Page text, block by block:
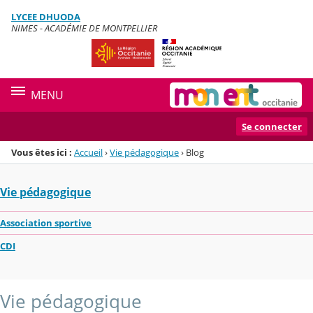
Menu de la rubrique
Contenu
LYCEE DHUODA
NIMES - ACADÉMIE DE MONTPELLIER
MENU
Se connecter
Vous êtes ici : Accueil›Vie pédagogique› Blog
Vie pédagogique
Association sportive
CDI
Vie pédagogique